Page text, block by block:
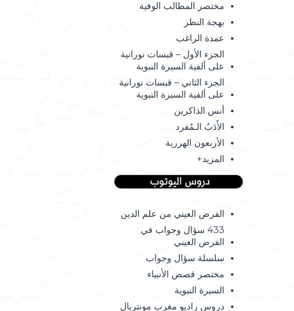
مختصر المطالب الوفية
بهجة النظر
عمدة الراغب
الجزء الأول – قبسات نورانية
على ألفية السيرة النبوية
الجزء الثاني – قبسات نورانية
على ألفية السيرة النبوية
أنس الذاكرين
الأَدَبُ الـمُفرد
الأربعون الهررية
المزيد+
الفرض العيني من علم الدين
433 سؤال وجواب في
الفرض العيني
سلسلة سؤال وجواب
مختصر قصص الأنبياء
السيرة النبوية
دروس راديو مغرب مونتريال